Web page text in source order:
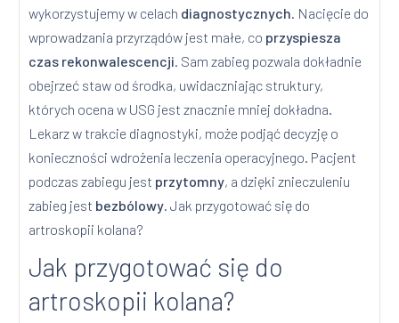
wykorzystujemy w celach diagnostycznych . Nacięcie do
wprowadzania przyrządów jest małe, co przyspiesza
czas rekonwalescencji . Sam zabieg pozwala dokładnie
obejrzeć staw od środka, uwidaczniając struktury,
których ocena w USG jest znacznie mniej dokładna.
Lekarz w trakcie diagnostyki, może podjąć decyzję o
konieczności wdrożenia leczenia operacyjnego. Pacjent
podczas zabiegu jest przytomny, a dzięki znieczuleniu
zabieg jest bezbólowy . Jak przygotować się do
artroskopii kolana?
Jak przygotować się do
artroskopii kolana?